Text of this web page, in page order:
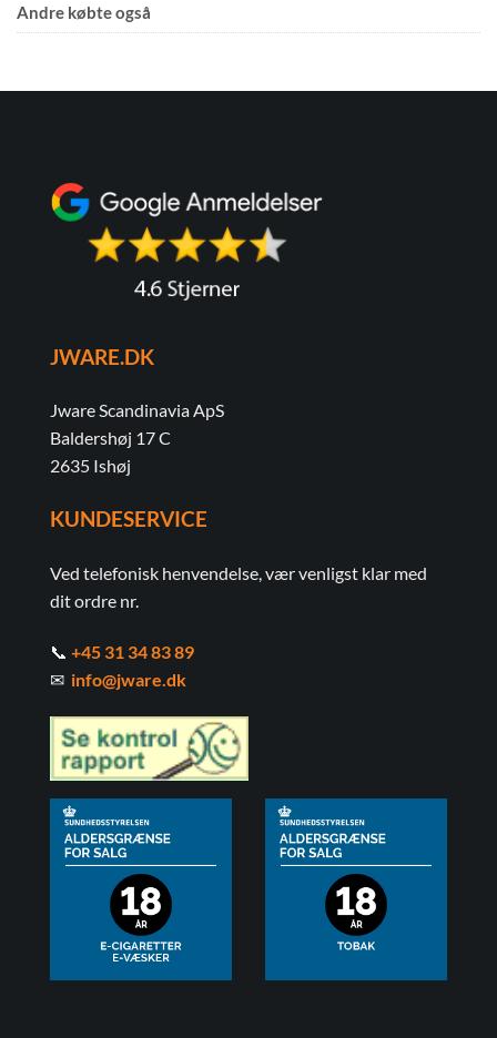
Andre købte også
JWARE.DK
Jware Scandinavia ApS
Baldershøj 17 C
2635 Ishøj
KUNDESERVICE
Ved telefonisk henvendelse, vær venligst klar med
dit ordre nr.
📞 +45 31 34 83 89
✉ info@jware.dk